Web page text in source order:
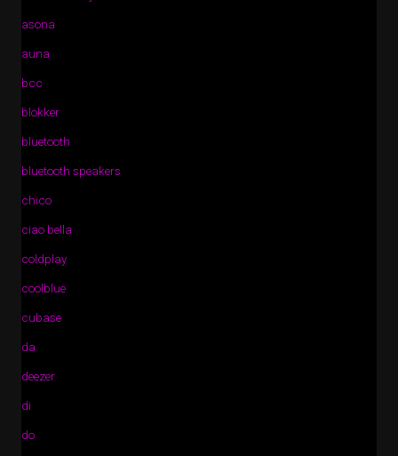
asona
auna
bcc
blokker
bluetooth
bluetooth speakers
chico
ciao bella
coldplay
coolblue
cubase
da
deezer
di
do